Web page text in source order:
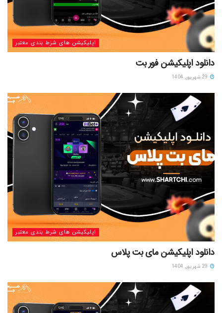
اپلیکیشن های شرط بندی معتبر
دانلود اپلیکیشن فور بت
اپلیکیشن های شرط بندی معتبر
دانلود اپلیکیشن مای بت پلاس